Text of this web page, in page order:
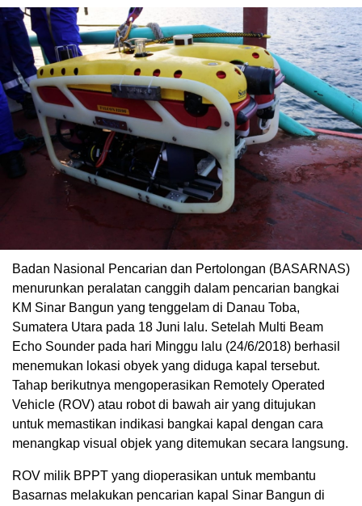
Badan Nasional Pencarian dan Pertolongan (BASARNAS)
menurunkan peralatan canggih dalam pencarian bangkai
KM Sinar Bangun yang tenggelam di Danau Toba,
Sumatera Utara pada 18 Juni lalu. Setelah Multi Beam
Echo Sounder pada hari Minggu lalu (24/6/2018) berhasil
menemukan lokasi obyek yang diduga kapal tersebut.
Tahap berikutnya mengoperasikan Remotely Operated
Vehicle (ROV) atau robot di bawah air yang ditujukan
untuk memastikan indikasi bangkai kapal dengan cara
menangkap visual objek yang ditemukan secara langsung.
ROV milik BPPT yang dioperasikan untuk membantu
Basarnas melakukan pencarian kapal Sinar Bangun di